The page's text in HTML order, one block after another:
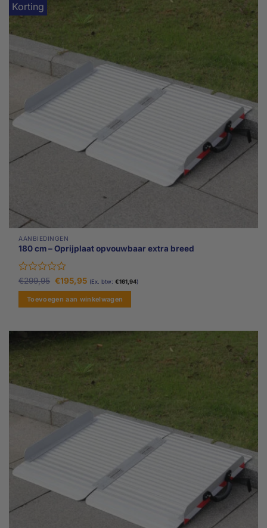
Korting
AANBIEDINGEN
180 cm – Oprijplaat opvouwbaar extra breed
Gewaardeerd
0
uit
5
€299,95 Oorspronkelijke
€299,95.
€195,95Huidige
prijs
is:
€195,95.
(Ex. btw:€161,94)
Toevoegen aan winkelwagen